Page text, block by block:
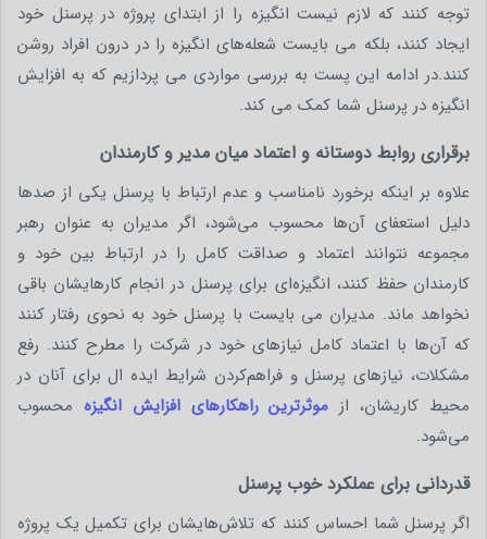
توجه کنند که لازم نیست انگیزه را از ابتدای پروژه در پرسنل خود
ایجاد کنند، بلکه می بایست شعله‌های انگیزه را در درون افراد روشن
کنند.در ادامه این پست به بررسی مواردی می پردازیم که به افزایش
انگیزه در پرسنل شما کمک می کند.
برقراری روابط دوستانه و اعتماد میان مدیر و کارمندان
علاوه بر اینکه برخورد نامناسب و عدم ارتباط با پرسنل یکی از صدها
دلیل استعفای آن‌ها محسوب می‌شود، اگر مدیران به‌ عنوان رهبر
مجموعه نتوانند اعتماد و صداقت کامل را در ارتباط بین خود و
کارمندان حفظ کنند، انگیزه‌ای برای پرسنل در انجام کارهایشان باقی
نخواهد ماند. مدیران می بایست با پرسنل خود به نحوی رفتار کنند
که آن‌ها با اعتماد کامل نیازهای خود در شرکت را مطرح کنند. رفع
مشکلات، نیازهای پرسنل و فراهم‌کردن شرایط ایده ال برای آنان در
محیط کاریشان، از موثرترین راهکارهای افزایش انگیزه محسوب
می‌شود.
قدردانی برای عملکرد خوب پرسنل
اگر پرسنل شما احساس کنند که تلاش‌هایشان برای تکمیل یک پروژه